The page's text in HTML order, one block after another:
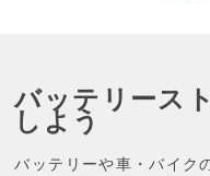
バッテリース
しよう
バッテリーや車・バイク